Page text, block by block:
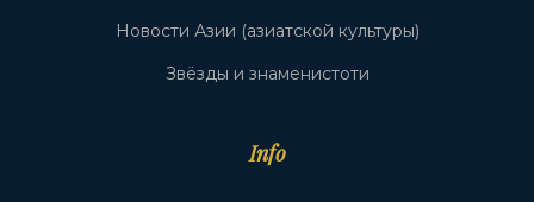
Новости Азии (азиатской культуры)
Звёзды и знаменистоти
Info